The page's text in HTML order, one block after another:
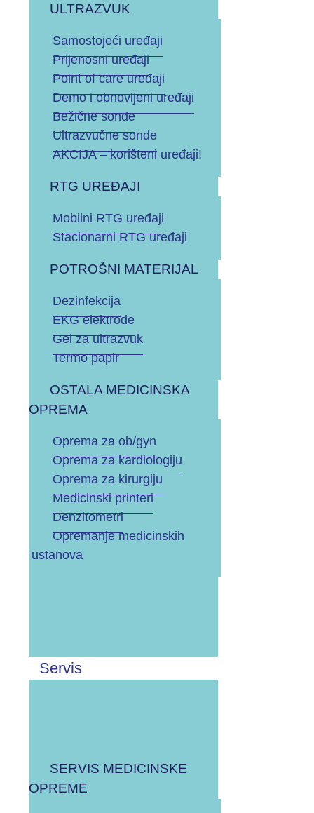
ULTRAZVUK
Samostojeći uređaji
Prijenosni uređaji
Point of care uređaji
Demo i obnovljeni uređaji
Bežične sonde
Ultrazvučne sonde
AKCIJA – korišteni uređaji!
RTG UREĐAJI
Mobilni RTG uređaji
Stacionarni RTG uređaji
POTROŠNI MATERIJAL
Dezinfekcija
EKG elektrode
Gel za ultrazvuk
Termo papir
OSTALA MEDICINSKA
OPREMA
Oprema za ob/gyn
Oprema za kardiologiju
Oprema za kirurgiju
Medicinski printeri
Denzitometri
Opremanje medicinskih
ustanova
Servis
SERVIS MEDICINSKE
OPREME
POPRAVAK SONDE
SIGURNOSNO-TEHNIČKA KONTROLA I
GODIŠNJI SERVIS
ZAMJENA ENDOSKOPSKE LAMPE
DIJELOVI ZA UZV
DRUGI UREĐAJI I OPREMA
Odaberite vrstu uređaja/opreme:
OPREMANJE VAŠE PRAKSE
ENDOSKOPSKI STUPOVI
OPREMA ZA GINEKOLOGIJU (FETAL MONITOR,
GINEKOLOŠKI STOLCI I PREGLEDNI STOLOVI,
KOLPOSKOP, ITD.)
OPREMA ZA KARDIOLOGIJU (ERGOMETAR,
HOLTER, EKG, ITD.)
MEDICINSKI PAPIR ZA UZV, EKG, CTG, EEG,